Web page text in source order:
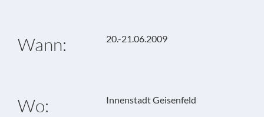
Wann: 20.-21.06.2009
Wo: Innenstadt Geisenfeld